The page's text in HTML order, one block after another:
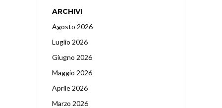
ARCHIVI
Agosto 2026
Luglio 2026
Giugno 2026
Maggio 2026
Aprile 2026
Marzo 2026